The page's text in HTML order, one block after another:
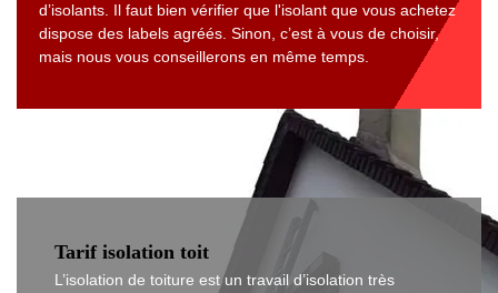
d’isolants. Il faut bien vérifier que l'isolant que vous achetez
dispose des labels agréés. Sinon, c’est à vous de choisir,
mais nous vous conseillerons en même temps.
Tarif isolation toit
L’isolation de toiture est un travail d’isolation très